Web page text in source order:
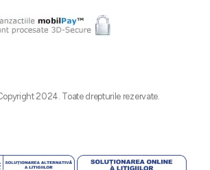
2024. Toate drepturile rezervate.